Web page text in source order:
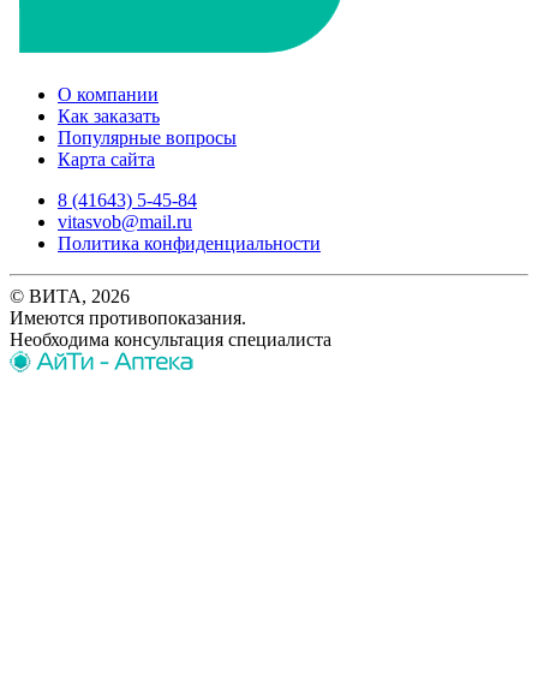
О компании
Как заказать
Популярные вопросы
Карта сайта
8 (41643) 5-45-84
vitasvob@mail.ru
Политика конфиденциальности
© ВИТА, 2026
Имеются противопоказания.
Необходима консультация специалиста